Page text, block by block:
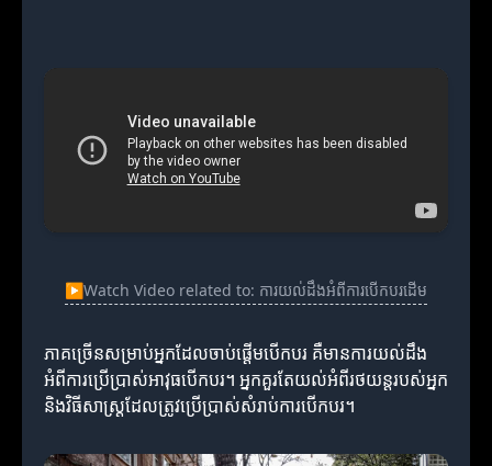
▶Watch Video related to: ការយល់ដឹងអំពីការបើកបរដើម
ភាគច្រើនសម្រាប់អ្នកដែលចាប់ផ្តើមបើកបរ គឺមានការយល់ដឹង
អំពីការប្រើប្រាស់អាវុធបើកបរ។ អ្នកគួរតែយល់អំពីរថយន្តរបស់អ្នក
និងវិធីសាស្ត្រដែលត្រូវប្រើប្រាស់សំរាប់ការបើកបរ។